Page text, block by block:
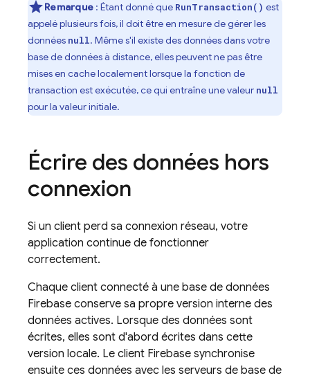
Remarque : Étant donné que RunTransaction() est
appelé plusieurs fois, il doit être en mesure de gérer les
données null. Même s'il existe des données dans votre
base de données à distance, elles peuvent ne pas être
mises en cache localement lorsque la fonction de
transaction est exécutée, ce qui entraîne une valeur null
pour la valeur initiale.
Écrire des données hors
connexion
Si un client perd sa connexion réseau, votre
application continue de fonctionner
correctement.
Chaque client connecté à une base de données
Firebase conserve sa propre version interne des
données actives. Lorsque des données sont
écrites, elles sont d'abord écrites dans cette
version locale. Le client Firebase synchronise
ensuite ces données avec les serveurs de base de